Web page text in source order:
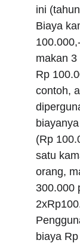
ini
Biaya
makan
Rp
contoh,
(Rp
satu
orang,
300.000
biaya